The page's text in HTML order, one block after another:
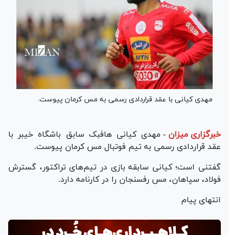
مهدی کیانی با عقد قراردادی رسمی به مس کرمان پیوست.
خبرگزاری میزان - مهدی کیانی هافبک سابق باشگاه خیبر با
عقد قراردادی رسمی به تیم فوتبال مس کرمان پیوست.
گفتنی است؛ کیانی سابقه بازی در تیم‌های تراکتور، گسترش
فولاد، سپاهان، مس رفسنجان را در کارنامه دارد.
انتهای پیام